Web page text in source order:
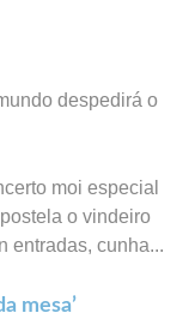
despedirá o
moi especial
o vindeiro
entradas, cunha...
mesa’